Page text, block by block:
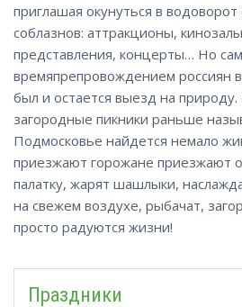
приглашая окунуться в
соблазнов: аттракционы,
представления, концерты… Но
времяпрепровождением россиян
был и остается выезд на
загородные пикники раньше
Подмосковье найдется немало
приезжают горожане приезжают
палатку, жарят шашлыки,
на свежем воздухе, рыбачат,
просто радуются жизни!
Праздники